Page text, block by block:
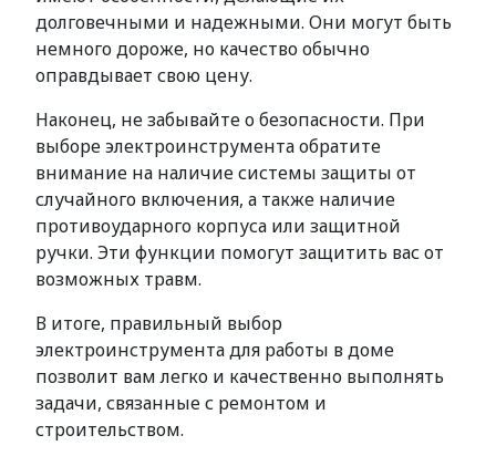
долговечными и надежными. Они могут быть
немного дороже, но качество обычно
оправдывает свою цену.
Наконец, не забывайте о безопасности. При
выборе электроинструмента обратите
внимание на наличие системы защиты от
случайного включения, а также наличие
противоударного корпуса или защитной
ручки. Эти функции помогут защитить вас от
возможных травм.
В итоге, правильный выбор
электроинструмента для работы в доме
позволит вам легко и качественно выполнять
задачи, связанные с ремонтом и
строительством.